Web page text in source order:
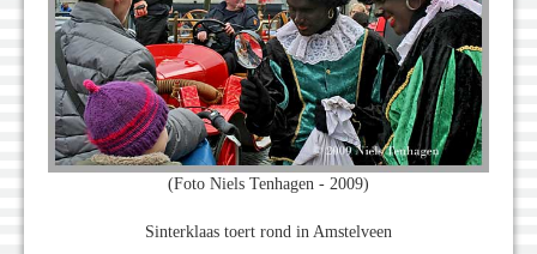
(Foto Niels Tenhagen - 2009)
Sinterklaas toert rond in Amstelveen